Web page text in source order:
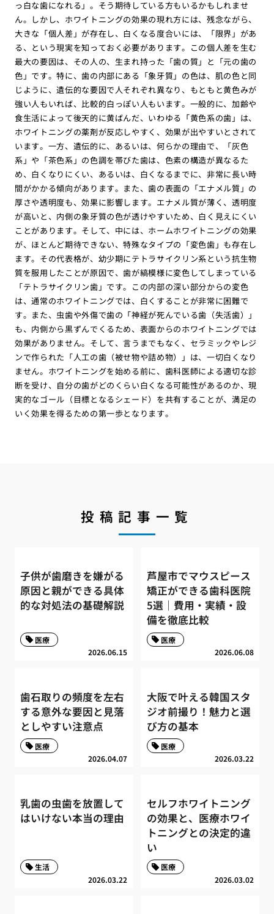
っ白な歯になれる」。そう期待している方もいるかもしれませ
ん。しかし、ホワイトニングの効果の現れ方には、残念ながら、
大きな「個人差」が存在し、白くなる度合いには、「限界」があ
る、という現実を知っておく必要があります。この個人差を生む
最大の要因は、その人の、生まれ持った「歯の質」と「元の歯の
色」です。特に、歯の内部にある「象牙質」の色は、肌の色と同
じように、遺伝的な要因で人それぞれ異なり、もともと黄色みが
強い人もいれば、比較的白っぽい人もいます。一般的に、加齢や
食生活によって後天的に黄ばんだ、いわゆる「黄色系の歯」は、
ホワイトニングの薬剤が反応しやすく、効果が出やすいとされて
います。一方、遺伝的に、あるいは、何らかの理由で、「灰色
系」や「茶色系」の色調を帯びた歯は、色素の構造が異なるた
め、白くなりにくい、あるいは、白くなるまでに、非常に長い時
間がかかる傾向があります。また、歯の表面の「エナメル質」の
厚さや透明度も、効果に影響します。エナメル質が薄く、透明度
が高いと、内側の象牙質の色が透けやすいため、白く見えにくい
ことがあります。そして、中には、ホームホワイトニングの効果
が、ほとんど期待できない、特殊なタイプの「変色歯」も存在し
ます。その代表格が、幼少期にテトラサイクリン系という抗生物
質を服用したことが原因で、歯が縞模様に変色してしまっている
「テトラサイクリン歯」です。この内部の深い部分からの変色
は、通常のホワイトニングでは、白くすることが非常に困難で
す。また、虫歯や外傷で歯の「神経が死んでいる歯（失活歯）」
も、内側から黒ずんでくるため、表面からのホワイトニングでは
効果がありません。そして、言うまでもなく、セラミックやレジ
ンで作られた「人工の歯（被せ物や詰め物）」は、一切白くなり
ません。ホワイトニングを始める前に、歯科医師による適切な診
断を受け、自分の歯がどのくらい白くなる可能性があるのか、現
実的なゴール（目標となるシェード）を共有することが、満足の
いく効果を得るための第一歩となります。
投稿記事一覧
子供が歯磨きを嫌がる
原因と親ができる具体
的な対処法の基礎解説
2026.06.15
医療
芦屋市でマウスピース
矯正ができる歯科医院
5選｜費用・実績・設
備を徹底比較
2026.06.08
医療
歯石取りの頻度を左右
する意外な要因と見落
としやすい注意点
2026.04.07
医療
大阪で叶える韓国スタ
ジオ前撮り！魅力と選
び方の基本
2026.03.22
医療
乳歯の虫歯を放置して
はいけない本当の理由
2026.03.22
生活
セルフホワイトニング
の効果と、医療ホワイ
トニングとの決定的違
い
2026.03.02
医療